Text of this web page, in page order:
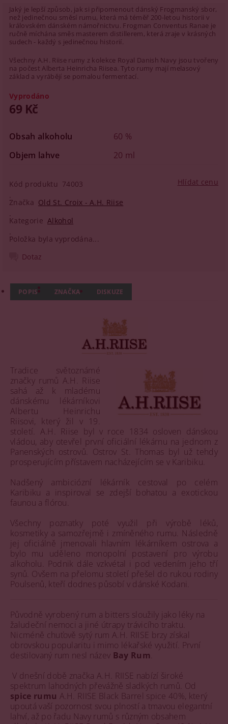
Jaký je lepší způsob, jak si připomenout dánský Frogmanský sbor,
než jedinečnou směsí rumu, která má téměř 200-letou historii v
královském dánském námořnictvu. Frogman Conventus Ranae je
ručně míchána směs masterem distillerem, která zraje v krásných
sudech - každý s jedinečnou historií.
Všechny A.H. Riise rumy z kolekce Royal Danish Navy jsou tvořeny
na počest Alberta Heinricha Riisea. Tyto rumy mají melasový
základ a vyrábějí se pomalou fermentací.
Vyprodáno
69 Kč
Obsah alkoholu
60 %
Objem lahve
20 ml
Kód produktu 74003
Značka Old St. Croix - A.H. Riise
Kategorie Alkohol
Položka byla vyprodána...
Hlídat cenu
Dotaz
POPIS ZNAČKA DISKUZE
Tradice světoznámé
značky rumů A.H. Riise
sahá až k mladému
dánskému lékárníkovi
Albertu Heinrichu
Riisovi, který žil v 19.
století. A.H. Riise byl v roce 1834 osloven dánskou
vládou, aby otevřel první oficiální lékárnu na jednom z
Panenských ostrovů. Ostrov St. Thomas byl už tehdy
prosperujícím přístavem nacházejícím se v Karibiku.
Nadšený ambiciózní lékárník cestoval po celém
Karibiku a inspiroval se zdejší bohatou a exotickou
faunou a flórou.
Všechny poznatky poté využil při výrobě léků,
kosmetiky a samozřejmě i zmíněného rumu. Následně
jej oficiálně jmenovali hlavním lékárníkem ostrova a
bylo mu uděleno monopolní postavení pro výrobu
alkoholu. Podnik dále vzkvétal i pod vedením jeho tří
synů. Ovšem na přelomu století přešel do rukou rodiny
Poulsenů, kteří dodnes působí v dánské Kodani.
Původně vyrobený rum a bitters sloužily jako léky na
žaludeční nemoci a jiné útrapy trávicího traktu.
Nicméně chuťově sytý rum A.H. RIISE brzy získal
obrovskou popularitu i mimo lékařské využití. První
destilovaný rum nesl název Bay Rum
V dnešní době značka A.H. RIISE nabízí široké
spektrum lahodných převážně sladkých rumů. Od
spice rumu A.H. RIISE Black Barrel spice 40%, který
upoutá vaší pozornost svou plností a tmavou elegantní
lahví, až po řadu Navy rumů s různým obsahem